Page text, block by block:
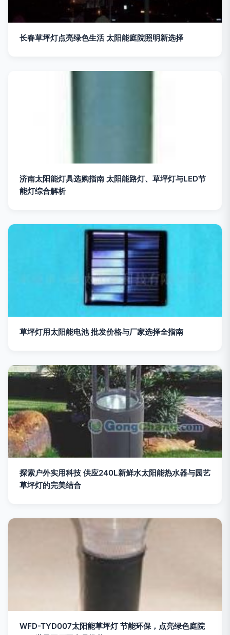
长春草坪灯点亮绿色生活 太阳能庭院照明新选择
济南太阳能灯具选购指南 太阳能路灯、草坪灯与LED节
能灯综合解析
草坪灯用太阳能电池 批发价格与厂家选择全指南
探索户外实用科技 供应240L新鲜水太阳能热水器与园艺
草坪灯的完美结合
WFD-TYD007太阳能草坪灯 节能环保，点亮绿色庭院